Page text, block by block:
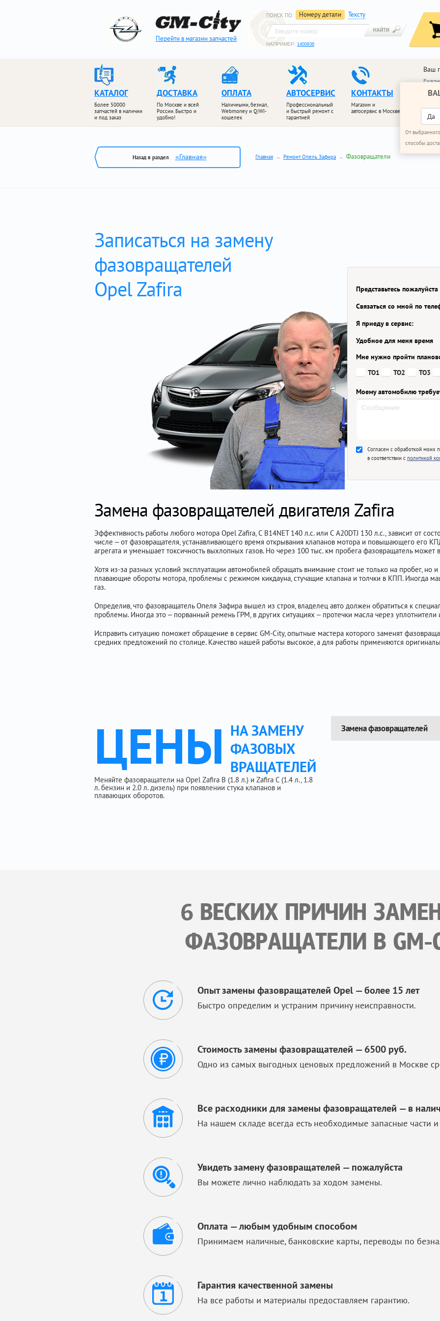
Перейти в магазин запчастей
ПОИСК ПО: Номеру детали Тексту
НАПРИМЕР: 1400838
КАТАЛОГ
Более 50000
запчастей в наличии
и под заказ
ДОСТАВКА
По Москве и всей
России. Быстро и
удобно!
ОПЛАТА
Наличными, безнал,
Webmoney и QiWI-
кошелек
АВТОСЕРВИС
Профессиональный
и быстрый ремонт с
гарантией
КОНТАКТЫ
Магазин и
автосервис в Москве
Ваш
Да
От
способы
+7
Назад в раздел «Главная» Главная Ремонт Опель Зафира Фазовращатели
Записаться на замену
фазовращателей
Opel Zafira
Представьтесь пожалуйста
Связаться со мной по
Я приеду в сервис:
Удобное для меня время
Мне нужно пройти
ТО1
ТО2 ТО3
Моему автомобилю
Согласен с обработкой моих
в соответствии с политикой
Замена фазовращателей двигателя Zafira
Эффективность работы любого мотора Opel Zafira, C B14NET 140 л.с. или C A20DTJ 130 л.с., зависит от
числе – от фазовращателя, устанавливающего время открывания клапанов мотора и повышающего его
агрегата и уменьшает токсичность выхлопных газов. Но через 100 тыс. км пробега фазовращатель может
Хотя из-за разных условий эксплуатации автомобилей обращать внимание стоит не только на пробег, но
плавающие обороты мотора, проблемы с режимом кикдауна, стучащие клапана и толчки в КПП. Иногда
газ.
Определив, что фазовращатель Опеля Зафира вышел из строя, владелец авто должен обратиться к
проблемы. Иногда это – порванный ремень ГРМ, в других ситуациях – протечки масла через
Исправить ситуацию поможет обращение в сервис GM-City, опытные мастера которого заменят
средних предложений по столице. Качество нашей работы высокое, а для работы применяются
ЦЕНЫ НА ЗАМЕНУ
ФАЗОВЫХ
ВРАЩАТЕЛЕЙ
Меняйте фазовращатели на Opel Zafira B (1.8 л.) и Zafira C (1.4 л., 1.8
л. бензин и 2.0 л. дизель) при появлении стука клапанов и
плавающих оборотов.
Замена фазовращателей
6 ВЕСКИХ ПРИЧИН
ФАЗОВРАЩАТЕЛИ В GM-
Опыт замены фазовращателей Opel — более 15 лет
Быстро определим и устраним причину неисправности.
Стоимость замены фазовращателей — 6500 руб.
Одно из самых выгодных ценовых предложений в Москве
Все расходники для замены фазовращателей — в
На нашем складе всегда есть необходимые запасные части
Увидеть замену фазовращателей — пожалуйста
Вы можете лично наблюдать за ходом замены.
Оплата — любым удобным способом
Принимаем наличные, банковские карты, переводы по
Гарантия качественной замены
На все работы и материалы предоставляем гарантию.